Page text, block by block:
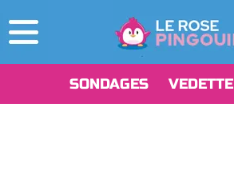
SONDAGES VEDETTE